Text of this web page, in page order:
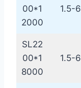
00*1
2000
1.5-6
SL22
00*1
8000
1.5-6